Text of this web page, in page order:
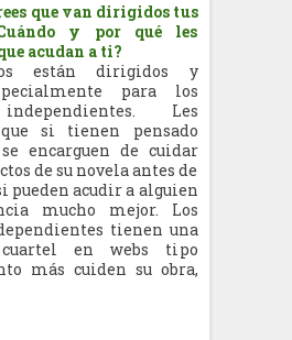
que van dirigidos tus
y por qué les
acudan a ti?
están dirigidos y
para los
Les
si tienen pensado
encarguen de cuidar
de su novela antes de
pueden acudir a alguien
mucho mejor. Los
tienen una
en webs tipo
más cuiden su obra,